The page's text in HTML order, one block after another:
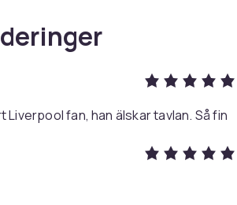
trykk på lerret, noe som gir en
lerretsbildene er montert på
som gir dem imponerende dybde.
x 1,6 cm
inkludert
Liverpool fan, han älskar tavlan. Så fin